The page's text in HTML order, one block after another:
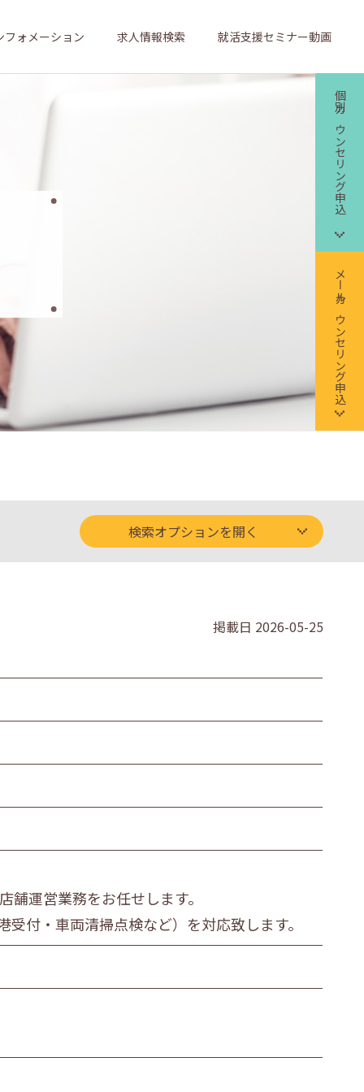
フォメーション 求人情報検索 就活支援セミナー動画
個別カウンセリング申込
メールカウンセリング申込
検索オプションを開く
その他の製造業
運輸業
医療業
その他
掲載日 2026-05-25
運営業務をお任せします。
付・車両清掃点検など）を対応致します。